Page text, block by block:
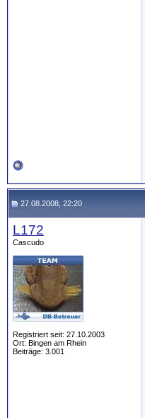
27.08.2008, 22:20
L172
Cascudo
Registriert seit: 27.10.2003
Ort: Bingen am Rhein
Beiträge: 3.001